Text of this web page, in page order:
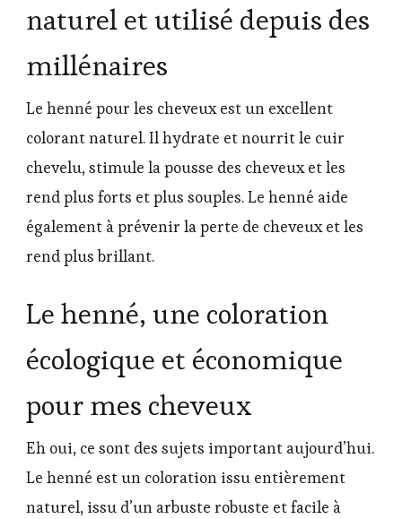
naturel et utilisé depuis des
millénaires
Le henné pour les cheveux est un excellent
colorant naturel. Il hydrate et nourrit le cuir
chevelu, stimule la pousse des cheveux et les
rend plus forts et plus souples. Le henné aide
également à prévenir la perte de cheveux et les
rend plus brillant.
Le henné, une coloration
écologique et économique
pour mes cheveux
Eh oui, ce sont des sujets important aujourd’hui.
Le henné est un coloration issu entièrement
naturel, issu d’un arbuste robuste et facile à